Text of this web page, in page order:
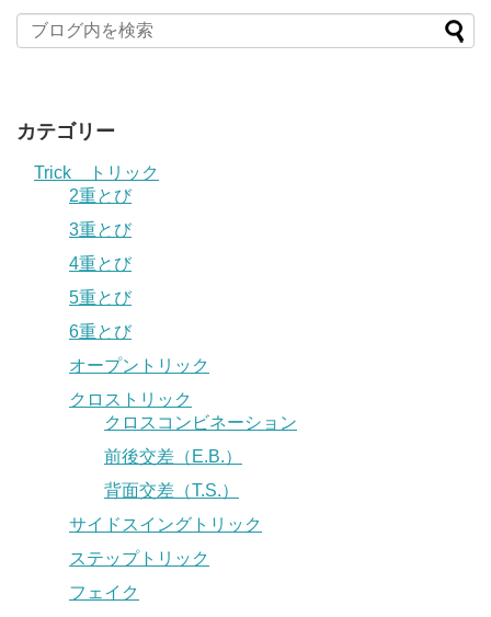
カテゴリー
Trick トリック
2重とび
3重とび
4重とび
5重とび
6重とび
オープントリック
クロストリック
クロスコンビネーション
前後交差（E.B.）
背面交差（T.S.）
サイドスイングトリック
ステップトリック
フェイク